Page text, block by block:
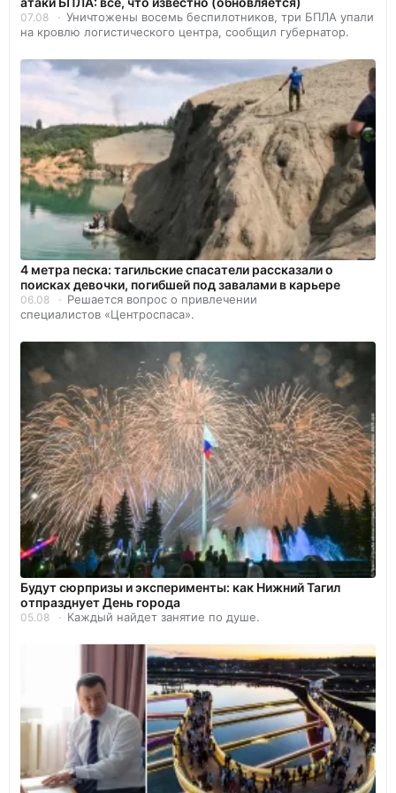
07.08
Уничтожены восемь беспилотников, три БПЛА упали
на кровлю логистического центра, сообщил губернатор.
4 метра песка: тагильские спасатели рассказали о
поисках девочки, погибшей под завалами в карьере
06.08
Решается вопрос о привлечении
специалистов «Центроспаса».
Будут сюрпризы и эксперименты: как Нижний Тагил
отпразднует День города
05.08 Каждый найдет занятие по душе.